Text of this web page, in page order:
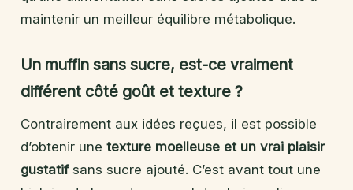
maintenir un meilleur équilibre métabolique.
Un muffin sans sucre, est-ce vraiment
différent côté goût et texture ?
Contrairement aux idées reçues, il est possible
d’obtenir une texture moelleuse et un vrai plaisir
gustatifsans sucre ajouté. C’est avant tout une